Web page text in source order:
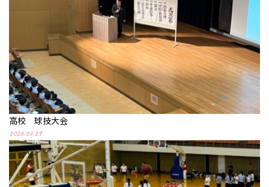
高校 球技大会
2026.07.29